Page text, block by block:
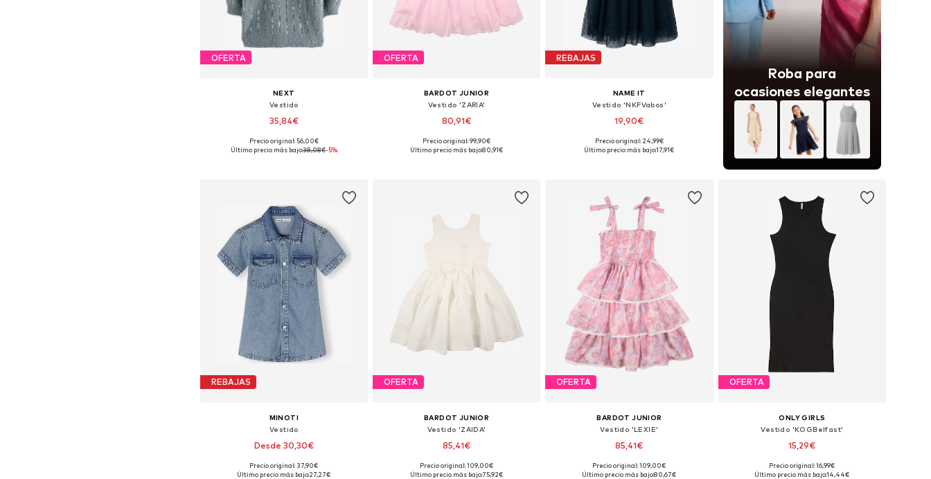
OFERTA
NEXT
Vestido
35,84€
Disponible en muchas tallas
Precio original: 56,00€
Último precio más bajo:38,08€-5%
OFERTA
BARDOT JUNIOR
Vestido 'ZARIA'
80,91€
Precio original: 99,90€
Último precio más bajo:80,91€
REBAJAS
NAME IT
Vestido 'NKFVabos'
19,90€
Disponible en muchas tallas
Precio original: 24,99€
Último precio más bajo:17,91€
Roba para
ocasiones elegantes
REBAJAS
MINOTI
Vestido
Desde 30,30€
Disponible en muchas tallas
Precio original: 37,90€
Último precio más bajo:27,27€
OFERTA
BARDOT JUNIOR
Vestido 'ZAIDA'
85,41€
Precio original: 109,00€
Último precio más bajo:75,92€
OFERTA
BARDOT JUNIOR
Vestido 'LEXIE'
85,41€
Precio original: 109,00€
Último precio más bajo:80,67€
OFERTA
ONLY GIRLS
Vestido 'KOGBelfast'
15,29€
Precio original: 16,99€
Último precio más bajo:14,44€